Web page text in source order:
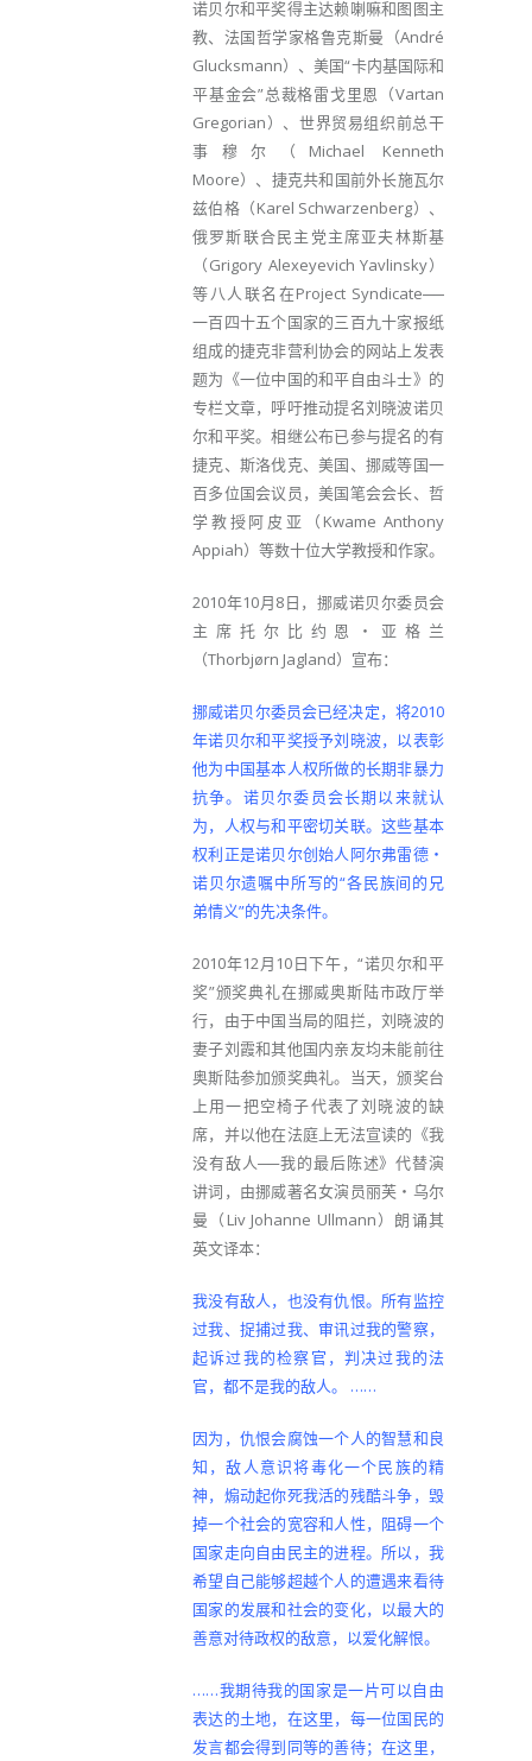
诺贝尔和平奖得主达赖喇嘛和图图主
教、法国哲学家格鲁克斯曼（André
Glucksmann）、美国“卡内基国际和
平基金会”总裁格雷戈里恩（Vartan
Gregorian）、世界贸易组织前总干
事穆尔（Michael Kenneth
Moore）、捷克共和国前外长施瓦尔
兹伯格（Karel Schwarzenberg）、
俄罗斯联合民主党主席亚夫林斯基
（Grigory Alexeyevich Yavlinsky）
等八人联名在Project Syndicate──
一百四十五个国家的三百九十家报纸
组成的捷克非营利协会的网站上发表
题为《一位中国的和平自由斗士》的
专栏文章，呼吁推动提名刘晓波诺贝
尔和平奖。相继公布已参与提名的有
捷克、斯洛伐克、美国、挪威等国一
百多位国会议员，美国笔会会长、哲
学教授阿皮亚（Kwame Anthony
Appiah）等数十位大学教授和作家。
2010年10月8日，挪威诺贝尔委员会
主席托尔比约恩‧亚格兰
（Thorbjørn Jagland）宣布：
挪威诺贝尔委员会已经决定，将2010
年诺贝尔和平奖授予刘晓波，以表彰
他为中国基本人权所做的长期非暴力
抗争。诺贝尔委员会长期以来就认
为，人权与和平密切关联。这些基本
权利正是诺贝尔创始人阿尔弗雷德‧
诺贝尔遗嘱中所写的“各民族间的兄
弟情义”的先决条件。
2010年12月10日下午，“诺贝尔和平
奖”颁奖典礼在挪威奥斯陆市政厅举
行，由于中国当局的阻拦，刘晓波的
妻子刘霞和其他国内亲友均未能前往
奥斯陆参加颁奖典礼。当天，颁奖台
上用一把空椅子代表了刘晓波的缺
席，并以他在法庭上无法宣读的《我
没有敌人──我的最后陈述》代替演
讲词，由挪威著名女演员丽芙‧乌尔
曼（Liv Johanne Ullmann）朗诵其
英文译本：
我没有敌人，也没有仇恨。所有监控
过我、捉捕过我、审讯过我的警察，
起诉过我的检察官，判决过我的法
官，都不是我的敌人。 ……
因为，仇恨会腐蚀一个人的智慧和良
知，敌人意识将毒化一个民族的精
神，煽动起你死我活的残酷斗争，毁
掉一个社会的宽容和人性，阻碍一个
国家走向自由民主的进程。所以，我
希望自己能够超越个人的遭遇来看待
国家的发展和社会的变化，以最大的
善意对待政权的敌意，以爱化解恨。
……我期待我的国家是一片可以自由
表达的土地，在这里，每一位国民的
发言都会得到同等的善待；在这里，